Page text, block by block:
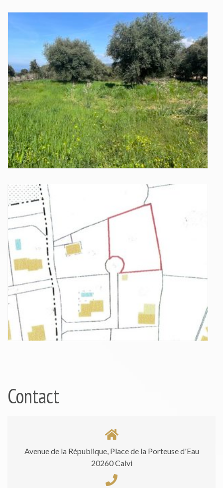
Contact
Avenue de la République, Place de la Porteuse d'Eau
20260 Calvi